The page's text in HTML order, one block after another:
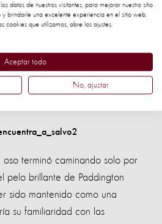
en una jaula camino al
fue alimentado con manzanas
Paddington recibió un chequeo
y que vagara sin ninguna
terminó caminando solo por
pelo brillante de Paddington
sido mantenido como una
su familiaridad con las
datos de nuestros visitantes, para mejorar nuestro sitio
brindarle una excelente experiencia en el sitio web.
cookies que utilizamos, abre los ajustes.
Aceptar todo
No, ajustar